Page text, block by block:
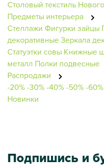
Столовый текстиль
Предметы интерьера
Стеллажи Фигурки зайцы
декоративныеЗеркала
Статуэтки совы Книжные
металл Полки подвесные
Распродажи
-20%-30%-40%-50%-60%
Новинки
Подпишись и